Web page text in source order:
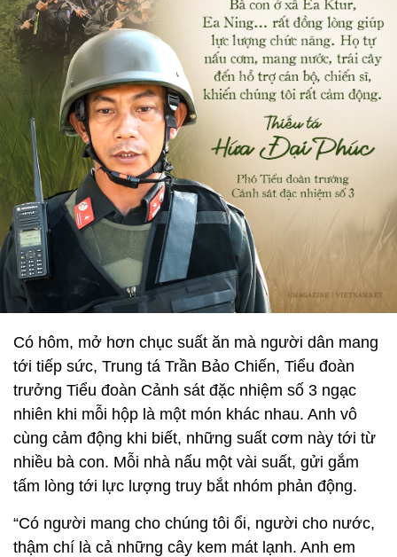
Có hôm, mở hơn chục suất ăn mà người dân mang
tới tiếp sức, Trung tá Trần Bảo Chiến, Tiểu đoàn
trưởng Tiểu đoàn Cảnh sát đặc nhiệm số 3 ngạc
nhiên khi mỗi hộp là một món khác nhau. Anh vô
cùng cảm động khi biết, những suất cơm này tới từ
nhiều bà con. Mỗi nhà nấu một vài suất, gửi gắm
tấm lòng tới lực lượng truy bắt nhóm phản động.
“Có người mang cho chúng tôi ổi, người cho nước,
thậm chí là cả những cây kem mát lạnh. Anh em